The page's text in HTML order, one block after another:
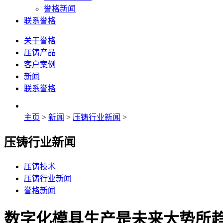
誉格新闻
联系誉格
关于誉格
压铸产品
客户案例
新闻
联系誉格
主页 > 新闻 > 压铸行业新闻 >
压铸行业新闻
压铸技术
压铸行业新闻
誉格新闻
数字化模具生产是未来大势所